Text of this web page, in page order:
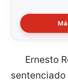
Ernesto
sentenciado